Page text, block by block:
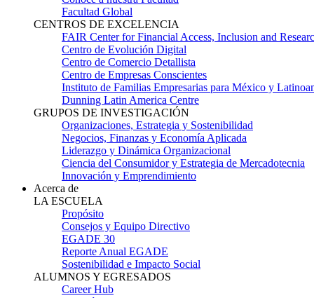
Facultad Global
CENTROS DE EXCELENCIA
FAIR Center for Financial Access, Inclusion and
Centro de Evolución Digital
Centro de Comercio Detallista
Centro de Empresas Conscientes
Instituto de Familias Empresarias para México y
Dunning Latin America Centre
GRUPOS DE INVESTIGACIÓN
Organizaciones, Estrategia y Sostenibilidad
Negocios, Finanzas y Economía Aplicada
Liderazgo y Dinámica Organizacional
Ciencia del Consumidor y Estrategia de Mercadotecnia
Innovación y Emprendimiento
Acerca de
LA ESCUELA
Propósito
Consejos y Equipo Directivo
EGADE 30
Reporte Anual EGADE
Sostenibilidad e Impacto Social
ALUMNOS Y EGRESADOS
Career Hub